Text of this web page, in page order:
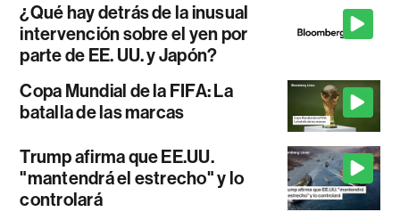
¿Qué hay detrás de la inusual
intervención sobre el yen por
parte de EE. UU. y Japón?
Copa Mundial de la FIFA: La
batalla de las marcas
Trump afirma que EE.UU.
"mantendrá el estrecho" y lo
controlará